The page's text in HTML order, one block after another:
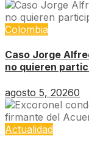
Colombia
Caso Jorge
no quieren
agosto 5, 20260
Actualidad